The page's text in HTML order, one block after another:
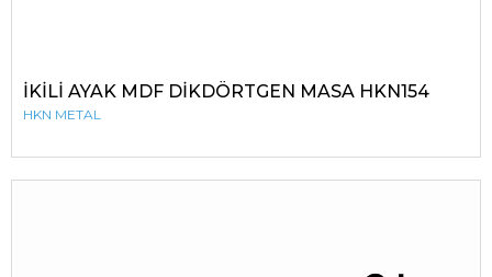
İKİLİ AYAK MDF DİKDÖRTGEN MASA HKN154
HKN METAL